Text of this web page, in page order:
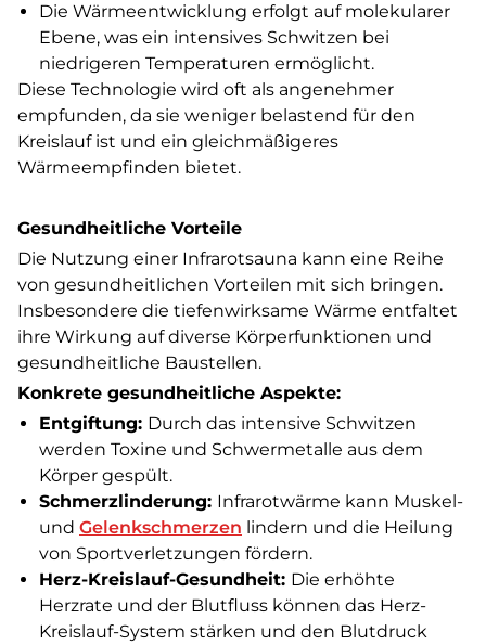
Die Wärmeentwicklung erfolgt auf molekularer
Ebene, was ein intensives Schwitzen bei
niedrigeren Temperaturen ermöglicht.
Diese Technologie wird oft als angenehmer
empfunden, da sie weniger belastend für den
Kreislauf ist und ein gleichmäßigeres
Wärmeempfinden bietet.
Gesundheitliche Vorteile
Die Nutzung einer Infrarotsauna kann eine Reihe
von gesundheitlichen Vorteilen mit sich bringen.
Insbesondere die tiefenwirksame Wärme entfaltet
ihre Wirkung auf diverse Körperfunktionen und
gesundheitliche Baustellen.
Konkrete gesundheitliche Aspekte:
Entgiftung: Durch das intensive Schwitzen
werden Toxine und Schwermetalle aus dem
Körper gespült.
Schmerzlinderung: Infrarotwärme kann Muskel-
und Gelenkschmerzen lindern und die Heilung
von Sportverletzungen fördern.
Herz-Kreislauf-Gesundheit: Die erhöhte
Herzrate und der Blutfluss können das Herz-
Kreislauf-System stärken und den Blutdruck